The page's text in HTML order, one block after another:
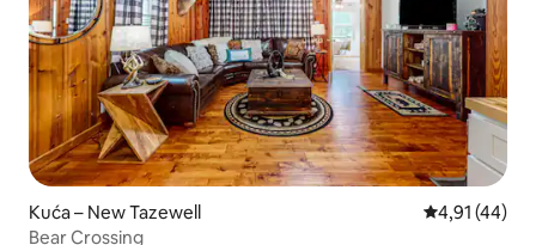
Kuća – New Tazewell Prosječna
4,91 (44)
Bear Crossing